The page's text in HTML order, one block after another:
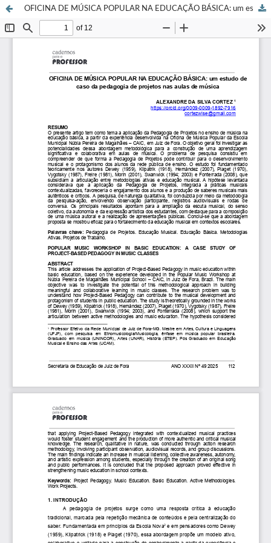
OFICINA DE MÚSICA POPULAR NA EDUCAÇÃO BÁSICA: um estudo de caso da pedagogia de projetos nas aulas de música